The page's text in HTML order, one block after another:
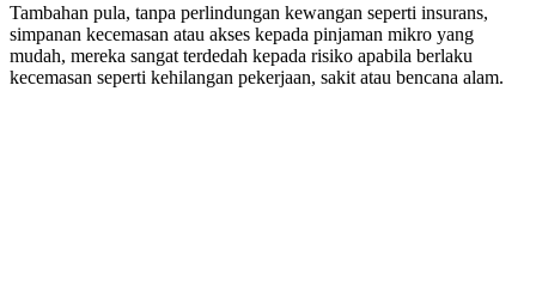
Tambahan pula, tanpa perlindungan kewangan seperti insurans,
simpanan kecemasan atau akses kepada pinjaman mikro yang
mudah, mereka sangat terdedah kepada risiko apabila berlaku
kecemasan seperti kehilangan pekerjaan, sakit atau bencana alam.